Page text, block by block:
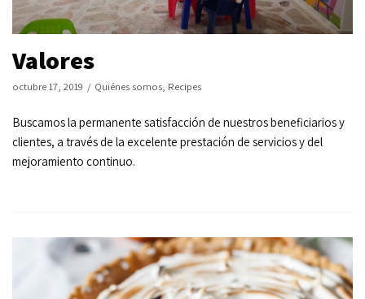
Valores
octubre 17, 2019 Quiénes somos, Recipes
Buscamos la permanente satisfacción de nuestros beneficiarios y
clientes, a través de la excelente prestación de servicios y del
mejoramiento continuo.